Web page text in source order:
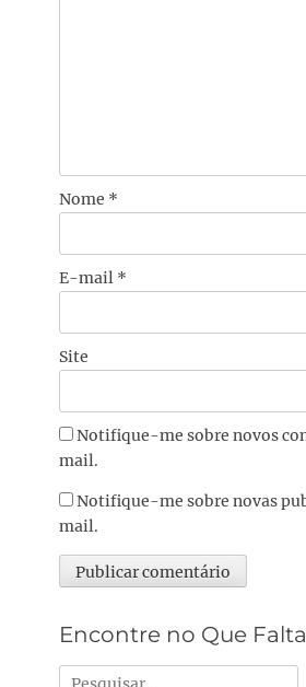
Nome *
E-mail *
Site
Notifique-me sobre novos
mail.
Notifique-me sobre novas
mail.
Encontre no Que Falta
Pesquisar